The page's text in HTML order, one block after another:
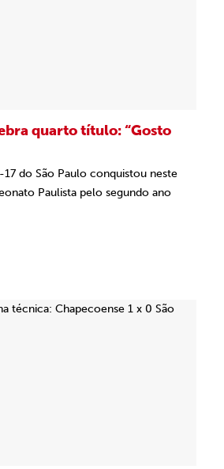
quarto título: “Gosto
do São Paulo conquistou neste
Paulista pelo segundo ano